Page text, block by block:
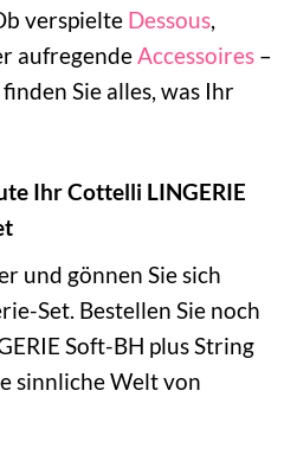
verspielte Dessous,
aufregendeAccessoires –
Sie alles, was Ihr
Ihr Cottelli LINGERIE
und gönnen Sie sich
Set. Bestellen Sie noch
Soft-BH plus String
sinnliche Welt von